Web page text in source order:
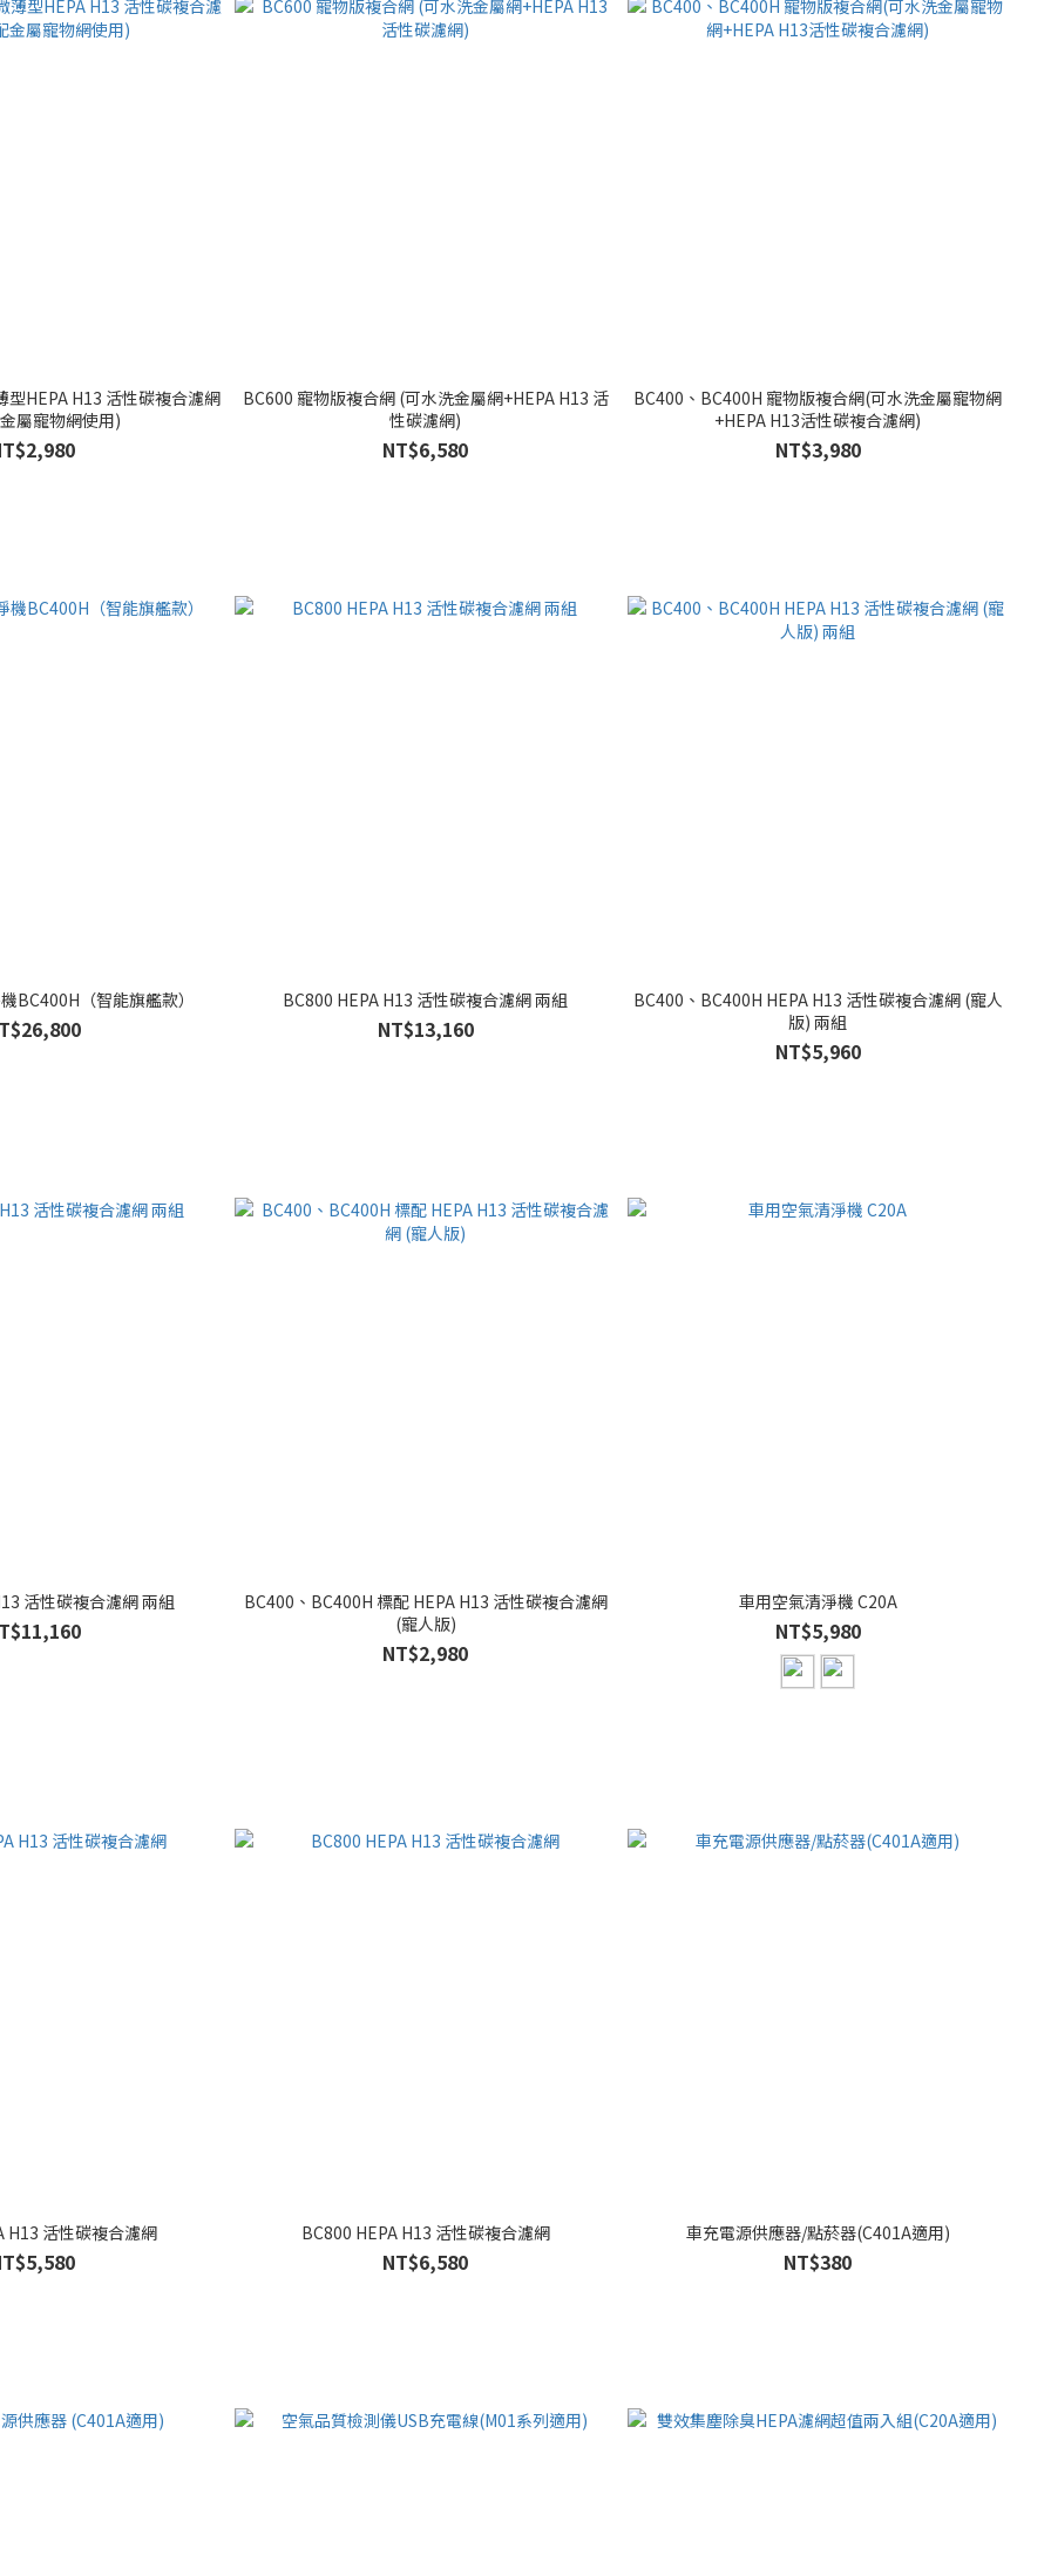
屬寵物網使用)
BC600 寵物版複合網 (可水洗金屬網+HEPA H13 活
性碳濾網)
NT$6,580
BC400、BC400H 寵物版複合網(可水洗金屬寵物網
+HEPA H13活性碳複合濾網)
NT$3,980
BC400H（智能旗艦款） BC800 HEPA H13 活性碳複合濾網 兩組
NT$13,160
BC400、BC400H HEPA H13 活性碳複合濾網 (寵人
版) 兩組
NT$5,960
活性碳複合濾網 兩組
BC400、BC400H 標配 HEPA H13 活性碳複合濾網
(寵人版)
NT$2,980
車用空氣清淨機 C20A
NT$5,980
H13 活性碳複合濾網 BC800 HEPA H13 活性碳複合濾網
NT$6,580
車充電源供應器/點菸器(C401A適用)
NT$380